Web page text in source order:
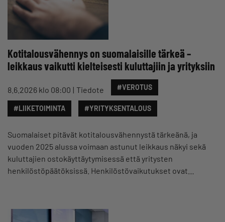
Kotitalousvähennys on suomalaisille tärkeä –
leikkaus vaikutti kielteisesti kuluttajiin ja yrityksiin
8.6.2026 klo 08:00 Tiedote #VEROTUS
#LIIKETOIMINTA #YRITYKSENTALOUS
Suomalaiset pitävät kotitalousvähennystä tärkeänä, ja
vuoden 2025 alussa voimaan astunut leikkaus näkyi sekä
kuluttajien ostokäyttäytymisessä että yritysten
henkilöstöpäätöksissä. Henkilöstövaikutukset ovat…